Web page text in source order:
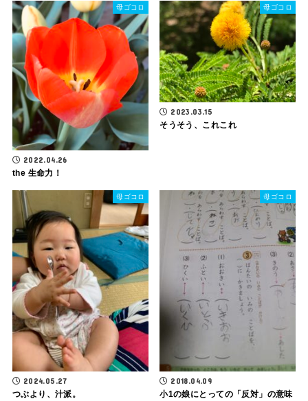
母ゴコロ
2022.04.26
the 生命力！
母ゴコロ
2023.03.15
そうそう、これこれ
母ゴコロ
2024.05.27
つぶより、汁派。
母ゴコロ
2018.04.09
小1の娘にとっての「反対」の意味